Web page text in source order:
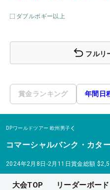
ダブルボギー以上
フルリ
賞金ランキング 年間日
DPワールドツアー 欧州男子
コマーシャルバンク・カタ
2024年2月8日-2月11日賞金総額
大会TOP リーダーボード